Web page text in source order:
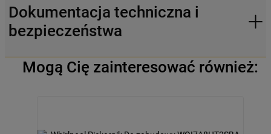
Dokumentacja techniczna i
bezpieczeństwa
Mogą Cię zainteresować również: